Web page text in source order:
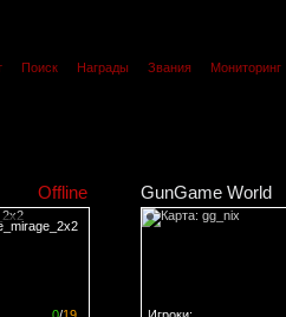
Поиск Награды Звания Мониторинг
Offline GunGame World